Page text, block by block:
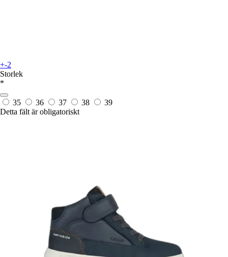
+-2
Storlek
*
35 36 37 38
39
Detta fält är obligatoriskt